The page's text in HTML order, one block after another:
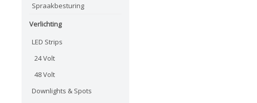
Spraakbesturing
Verlichting
LED Strips
24 Volt
48 Volt
Downlights & Spots